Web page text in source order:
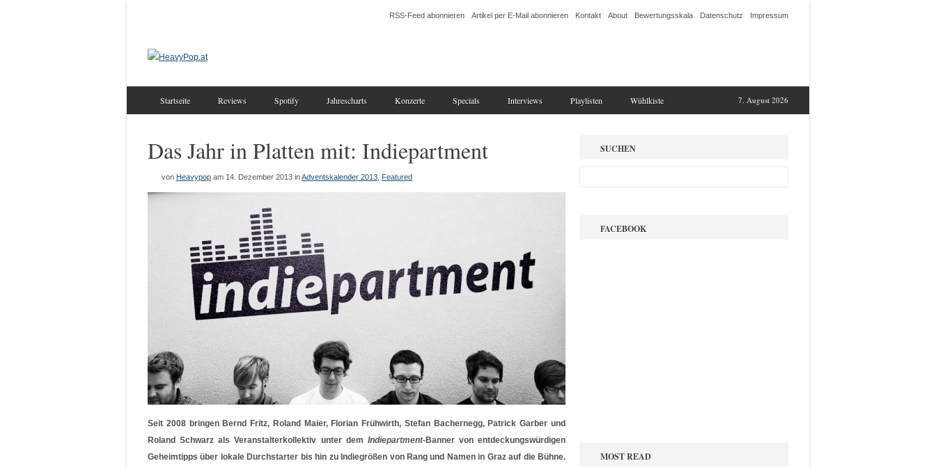
RSS-Feed abonnieren Artikel per E-Mail abonnieren Kontakt About Bewertungsskala Datenschutz Impressum
7. August 2026
Startseite Reviews Spotify Jahrescharts Konzerte Specials Interviews Playlisten Wühlkiste
Das Jahr in Platten mit: Indiepartment
von Heavypop am 14. Dezember 2013 inAdventskalender 2013 Featured
Seit 2008 bringen Bernd Fritz, Roland Maier, Florian Frühwirth, Stefan Bachernegg, Patrick Garber und
Roland Schwarz als Veranstalterkollektiv unter dem Indiepartment-Banner von entdeckungswürdigen
Geheimtipps über lokale Durchstarter bis hin zu Indiegrößen von Rang und Namen in Graz auf die Bühne.
SUCHEN
FACEBOOK
MOST READ